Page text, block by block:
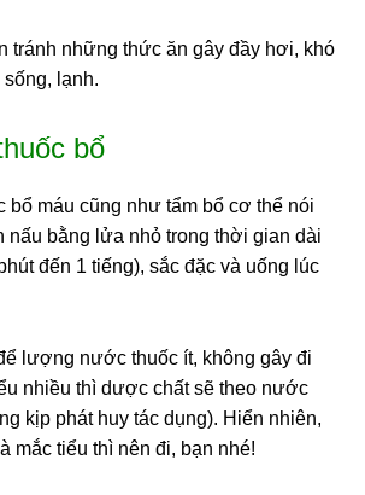
tránh những thức ăn gây đầy hơi, khó
lạnh.
bổ
bổ máu cũng như tẩm bổ cơ thể nói
nấu bằng lửa nhỏ trong thời gian dài
đến 1 tiếng), sắc đặc và uống lúc
lượng nước thuốc ít, không gây đi
nhiều thì dược chất sẽ theo nước
kịp phát huy tác dụng). Hiển nhiên,
mắc tiểu thì nên đi, bạn nhé!